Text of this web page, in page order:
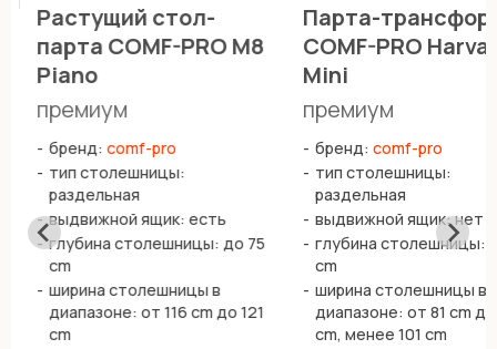
Растущий стол-
парта COMF-PRO M8
Piano
премиум
бренд: comf-pro
тип столешницы:
раздельная
выдвижной ящик: есть
глубина столешницы: до 75
cm
ширина столешницы в
диапазоне: от 116 cm до 121
cm
Парта-
COMF-PRO
Mini
премиум
бренд: comf-pro
тип столешницы:
раздельная
выдвижной ящик: нет
глубина столешницы:
cm
ширина столешницы в
диапазоне: от 81 cm
cm, менее 101 cm